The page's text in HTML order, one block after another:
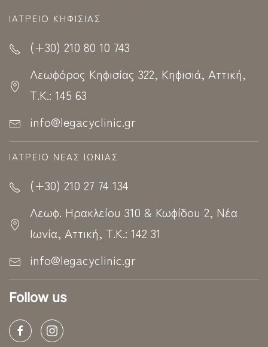
ΙΑΤΡΕΊΟ ΚΗΦΙΣΊΑΣ
(+30) 210 80 10 743
Λεωφόρος Κηφισίας 322, Κηφισιά, Αττική,
Τ.Κ.: 145 63
info@legacyclinic.gr
ΙΑΤΡΕΊΟ ΝΈΑΣ ΙΩΝΊΑΣ
(+30) 210 27 74 134
Λεωφ. Ηρακλείου 310 & Κωφίδου 2, Νέα
Ιωνία, Αττική, Τ.Κ.: 142 31
info@legacyclinic.gr
Follow us